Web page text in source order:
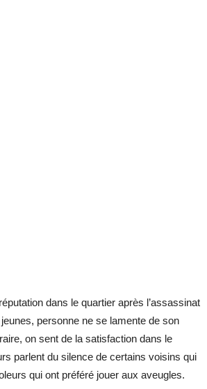
dans le quartier après l’assassinat
personne ne se lamente de son
on sent de la satisfaction dans le
parlent du silence de certains voisins qui
qui ont préféré jouer aux aveugles.